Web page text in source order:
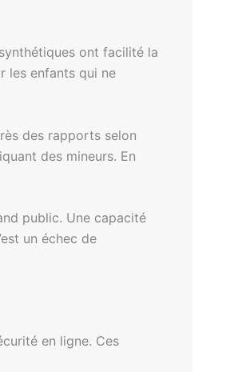
ont facilité la
les enfants qui ne
des rapports selon
des mineurs. En
public. Une capacité
un échec de
en ligne. Ces